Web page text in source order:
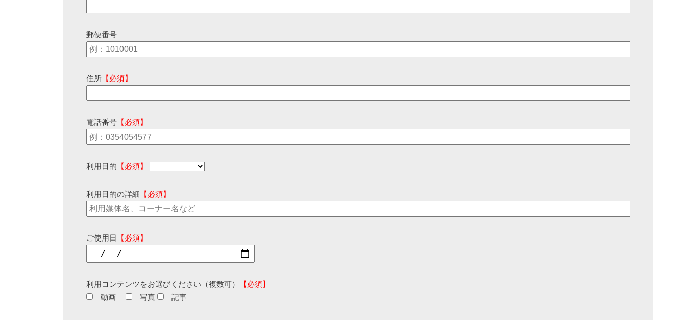
郵便番号
住所 【必須】
電話番号 【必須】
利用目的 【必須】
利用目的の詳細 【必須】
ご使用日 【必須】
利用コンテンツをお選びください（複数可）
【必須】
動画
写真 記事